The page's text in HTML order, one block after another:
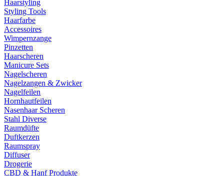
Haarstyling
Styling Tools
Haarfarbe
Accessoires
Wimpernzange
Pinzetten
Haarscheren
Manicure Sets
Nagelscheren
Nagelzangen & Zwicker
Nagelfeilen
Hornhautfeilen
Nasenhaar Scheren
Stahl Diverse
Raumdüfte
Duftkerzen
Raumspray
Diffuser
Drogerie
CBD & Hanf Produkte